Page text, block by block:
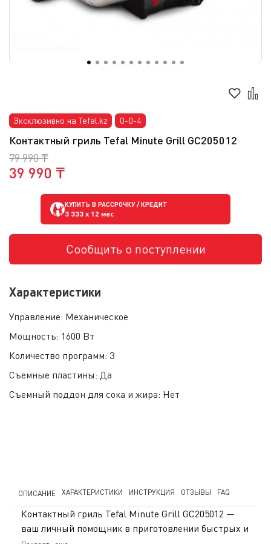
Эксклюзивно на Tefal.kz 0-0-4
Контактный гриль Tefal Minute Grill GC205012
79 990 ₸
39 990 ₸
КУПИТЬ В РАССРОЧКУ / КРЕДИТ
3 333 x 12 мес
Сообщить о поступлении
Характеристики
Управление: Механическое
Мощность: 1600 Вт
Количество программ: 3
Съемные пластины: Да
Съемный поддон для сока и жира: Нет
ОПИСАНИЕ ХАРАКТЕРИСТИКИ ИНСТРУКЦИЯ ОТЗЫВЫ FAQ
Контактный гриль Tefal Minute Grill GC205012 —
ваш личный помощник в приготовлении быстрых и